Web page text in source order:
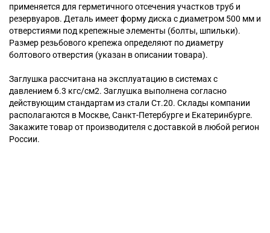
применяется для герметичного отсечения участков труб и
резервуаров. Деталь имеет форму диска с диаметром 500 мм и
отверстиями под крепежные элементы (болты, шпильки).
Размер резьбового крепежа определяют по диаметру
болтового отверстия (указан в описании товара).
Заглушка рассчитана на эксплуатацию в системах с
давлением 6.3 кгс/см2. Заглушка выполнена согласно
действующим стандартам из стали Ст.20. Склады компании
располагаются в Москве, Санкт-Петербурге и Екатеринбурге.
Закажите товар от производителя с доставкой в любой регион
России.